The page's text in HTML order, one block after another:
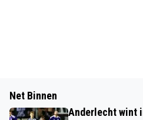
Net Binnen
Anderlecht wint